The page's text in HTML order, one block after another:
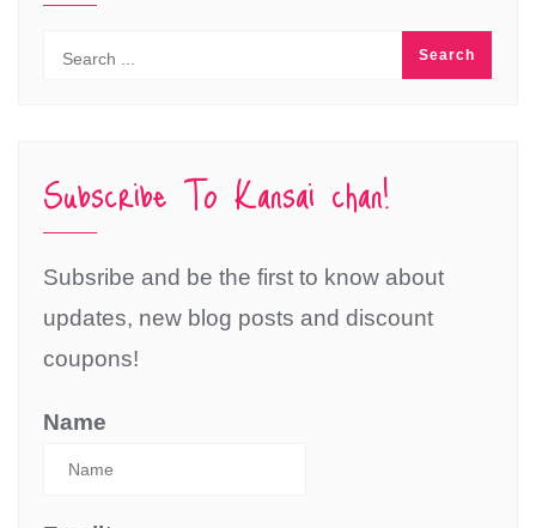
Subscribe To Kansai chan!
Subsribe and be the first to know about
updates, new blog posts and discount
coupons!
Name